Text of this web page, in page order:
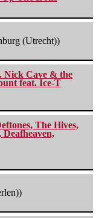
(Utrecht))
Nick Cave & the
feat. Ice-T
The Hives,